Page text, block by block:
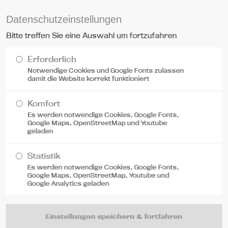
dolor sit amet:
/ 365days
support for our
8:00am - 5:00pm
376-293 City Road, Suite 600
San Francisco, CA 94102
+44 1234 567 890
MECHANISCHE BEARBEITUNG STAHL- UND
für Rechtsgeschäfte zwischen Unternehmen konzipiert.
BGBl. 49. Stück/1979 zugrunde gelegt
widersprechen.
Datenschutzeinstellungen
Bitte treffen Sie eine Auswahl um fortzufahren
Erforderlich
Notwendige Cookies und Google Fonts zulassen
damit die Website korrekt funktioniert
Komfort
Es werden notwendige Cookies, Google Fonts,
Google Maps, OpenStreetMap und Youtube
geladen
Statistik
Es werden notwendige Cookies, Google Fonts,
Google Maps, OpenStreetMap, Youtube und
Google Analytics geladen